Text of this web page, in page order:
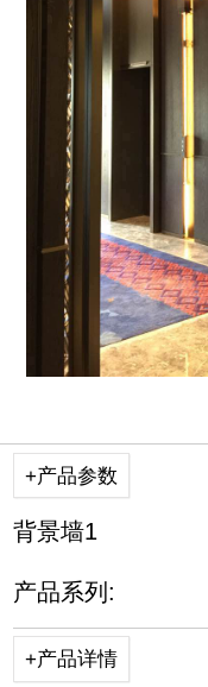
+产品参数
背景墙1
产品系列:
+产品详情